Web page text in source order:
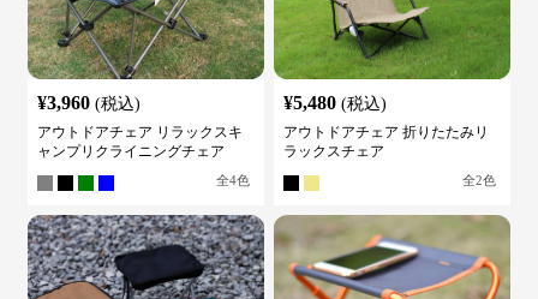
¥3,960 (税込)
アウトドアチェア リラックスキ
ャンプリクライニングチェア
全4色
¥5,480 (税込)
アウトドアチェア 折りたたみリ
ラックスチェア
全2色